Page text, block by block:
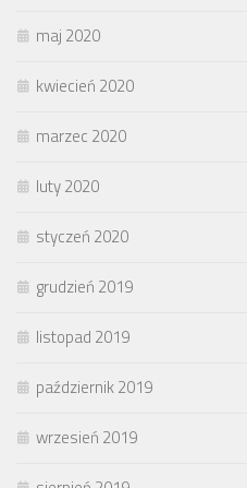
maj 2020
kwiecień 2020
marzec 2020
luty 2020
styczeń 2020
grudzień 2019
listopad 2019
październik 2019
wrzesień 2019